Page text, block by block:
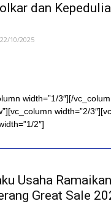
dan
22/10/2025
width=”1/3″][/
width=”2/
2″]
Usaha
Great Sale